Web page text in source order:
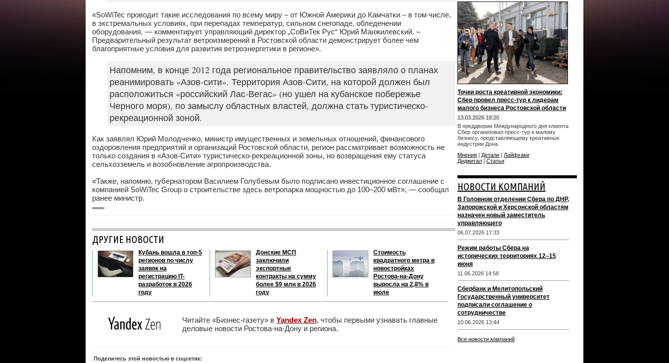
«SoWiTec проводит такие исследования по всему миру – от Южной Америки до Камчатки – в том числе,
в экстремальных условиях, при перепадах температур, сильном снегопаде, обледенении
оборудования, — комментирует управляющий директор „СоВиТек Рус“ Юрий Манжилевский. –
Предварительный результат ветроизмерений в Ростовской области демонстрирует более чем
благоприятные условия для развития ветроэнергетики в регионе».
Напомним, в конце 2012 года региональное правительство заявляло о планах
реанимировать «Азов-сити». Территория Азов-Сити, на которой должен был
расположиться «российский Лас-Вегас» (но ушел на кубанское побережье
Черного моря), по замыслу областных властей, должна стать туристическо-
рекреационной зоной.
Как заявлял Юрий Молодченко, министр имущественных и земельных отношений, финансового
оздоровления предприятий и организаций Ростовской области, регион рассматривает возможность не
только создания в «Азов-Сити» туристическо-рекреационной зоны, но возвращения ему статуса
сельхозземель и возобновление агропроизводства.
«Также, напомню, губернатором Василием Голубевым было подписано инвестиционное соглашение с
компанией SoWiTec Group о строительстве здесь ветропарка мощностью до 100–200 мВт», — сообщал
ранее министр.
ДРУГИЕ НОВОСТИ
Кубань вошла в топ-5
регионов по числу
заявок на
регистрацию IT-
разработок в 2026
году
Донские МСП
заключили
экспортные
контракты на сумму
более $9 млн в 2026
году
Стоимость
квадратного метра в
новостройках
Ростова-на-Дону
выросла на 2,8% в
июле
Читайте «Бизнес-газету» в Yandex Zen, чтобы первыми узнавать главные
деловые новости Ростова-на-Дону и региона.
Поделитесь этой новостью в соцсетях:
Точки роста креативной экономики:
Сбер провел пресс-тур к лидерам
малого бизнеса Ростовской области
13.03.2026 18:20
В преддверии Международного дня клиента
Сбер организовал пресс-тур к малому
бизнесу, представляющему креативные
индустрии Дона.
Мнения | Детали | Лайфхаки
Диджитал | Статьи
НОВОСТИ КОМПАНИЙ
В Головном отделении Сбера по ДНР,
Запорожской и Херсонской областям
назначен новый заместитель
управляющего
06.07.2026 17:33
Режим работы Сбера на
исторических территориях 12–15
июня
11.06.2026 14:58
Сбербанк и Мелитопольский
Государственный университет
подписали соглашение о
сотрудничестве
10.06.2026 13:44
Все новости компаний